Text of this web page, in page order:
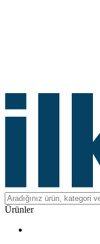
Ürünler